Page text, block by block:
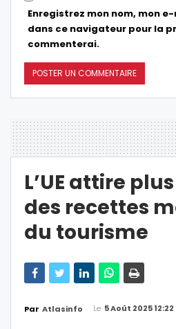
Enregistrez mon nom, mon
dans ce navigateur pour la
commenterai.
L’UE attire
des recettes
du tourisme
Par Atlasinfo Le 5 Août 2025 12:22